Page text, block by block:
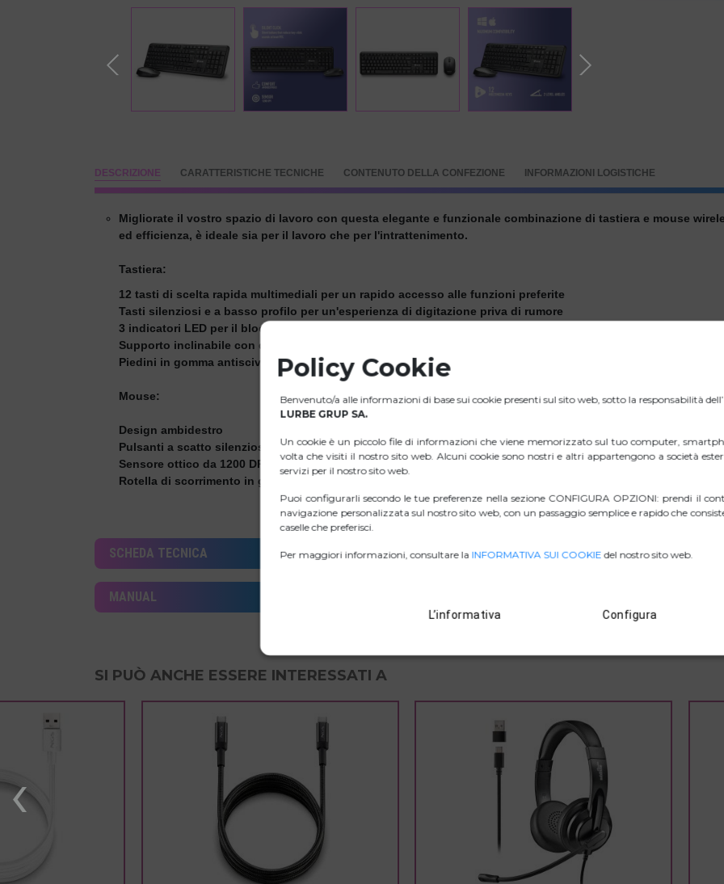
DESCRIZIONE CARATTERISTICHE TECNICHE CONTENUTO DELLA CONFEZIONE INFORMAZIONI LOGISTICHE
Migliorate il vostro spazio di lavoro con questa elegante e funzionale combinazione di tastiera e mouse
ed efficienza, è ideale sia per il lavoro che per l'intrattenimento.
Tastiera:
12 tasti di scelta rapida multimediali per un rapido accesso alle funzioni preferite
Tasti silenziosi e a basso profilo per un'esperienza di digitazione priva di rumore
3 indicatori LED per il blocco delle maiuscole, il blocco dei numeri e lo stato della batteria
Supporto inclinabile con due livelli di angolazione per un uso ergonomico
Piedini in gomma antiscivolo per mantenere la tastiera in posizione
Mouse:
Design ambidestro
Pulsanti a scatto silenziosi per un ambiente privo di distrazioni
Sensore ottico da 1200 DPI per una navigazione fluida
Rotella di scorrimento in gomma antiscivolo per una presa e un controllo migliori
SCHEDA TECNICA ZIP IMMAGINI
MANUAL
SI PUÒ ANCHE ESSERE INTERESSATI A
‹
Policy Cookie
Benvenuto/a alle informazioni di base sui cookie presenti sul sito web, sotto la responsabilità
LURBE GRUP SA.
Un cookie è un piccolo file di informazioni che viene memorizzato sul tuo computer,
volta che visiti il nostro sito web. Alcuni cookie sono nostri e altri appartengono a società
servizi per il nostro sito web.
Puoi configurarli secondo le tue preferenze nella sezione CONFIGURA OPZIONI: prendi il
navigazione personalizzata sul nostro sito web, con un passaggio semplice e rapido che
caselle che preferisci.
Per maggiori informazioni, consultare la INFORMATIVA SUI COOKIEdel nostro sito web.
L’informativa Configura